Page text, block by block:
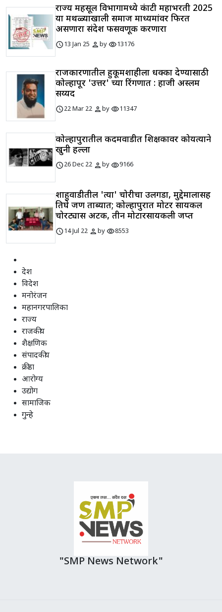
राज्य महसूल विभागामध्ये कंत्राटी महाभरती 2025
या मथळ्याखाली समाज माध्यमांवर फिरत
असणारा संदेश फसवणूक करणारा
schedule13 Jan 25 personbyvisibility13176
राजकारणातील हुकूमशाहीला धक्का देण्यासाठी
कोल्हापूर 'उत्तर' च्या रिंगणात : हाजी अस्लम
सय्यद
schedule22 Mar 22 personbyvisibility11347
कोल्हापुरातील कदमवाडीत शिक्षकावर कोयत्याने
खुनी हल्ला
schedule26 Dec 22 personbyvisibility9166
शाहुवाडीतील 'त्या' चोरीचा उलगडा, मुद्देमालासह
तिघे जण ताब्यात; कोल्हापुरात मोटर सायकल
चोरट्यास अटक, तीन मोटारसायकली जप्त
schedule14 Jul 22 personbyvisibility8553
देश
विदेश
मनोरंजन
महानगरपालिका
राज्य
राजकीय
शैक्षणिक
संपादकीय
क्रीडा
आरोग्य
उद्योग
सामाजिक
गुन्हे
"SMP News Network"